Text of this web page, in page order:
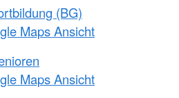
(BG)
Maps Ansicht
Maps Ansicht